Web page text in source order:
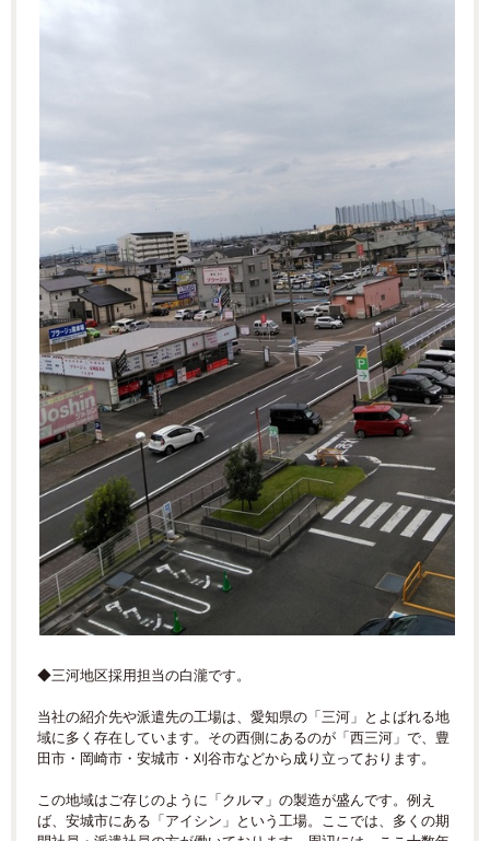
◆三河地区採用担当の白瀧です。
当社の紹介先や派遣先の工場は、愛知県の「三河」とよばれる地
域に多く存在しています。その西側にあるのが「西三河」で、豊
田市・岡崎市・安城市・刈谷市などから成り立っております。
この地域はご存じのように「クルマ」の製造が盛んです。例え
ば、安城市にある「アイシン」という工場。ここでは、多くの期